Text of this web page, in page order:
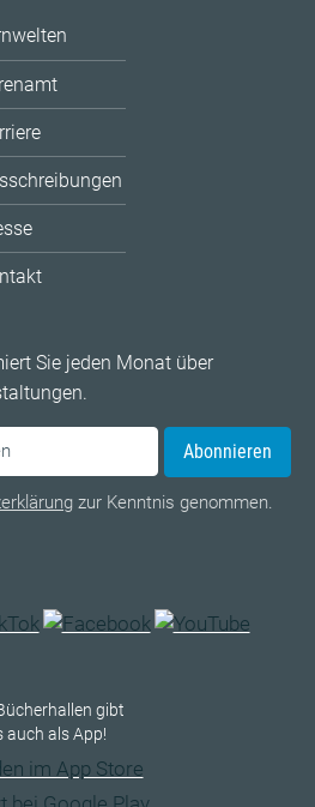
Sie jeden Monat über
Abonnieren
zur Kenntnis genommen.
gibt
auch als App!